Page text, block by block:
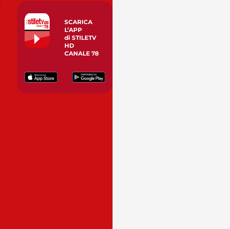
SCARICA
L’APP
di STILETV
HD
CANALE 78